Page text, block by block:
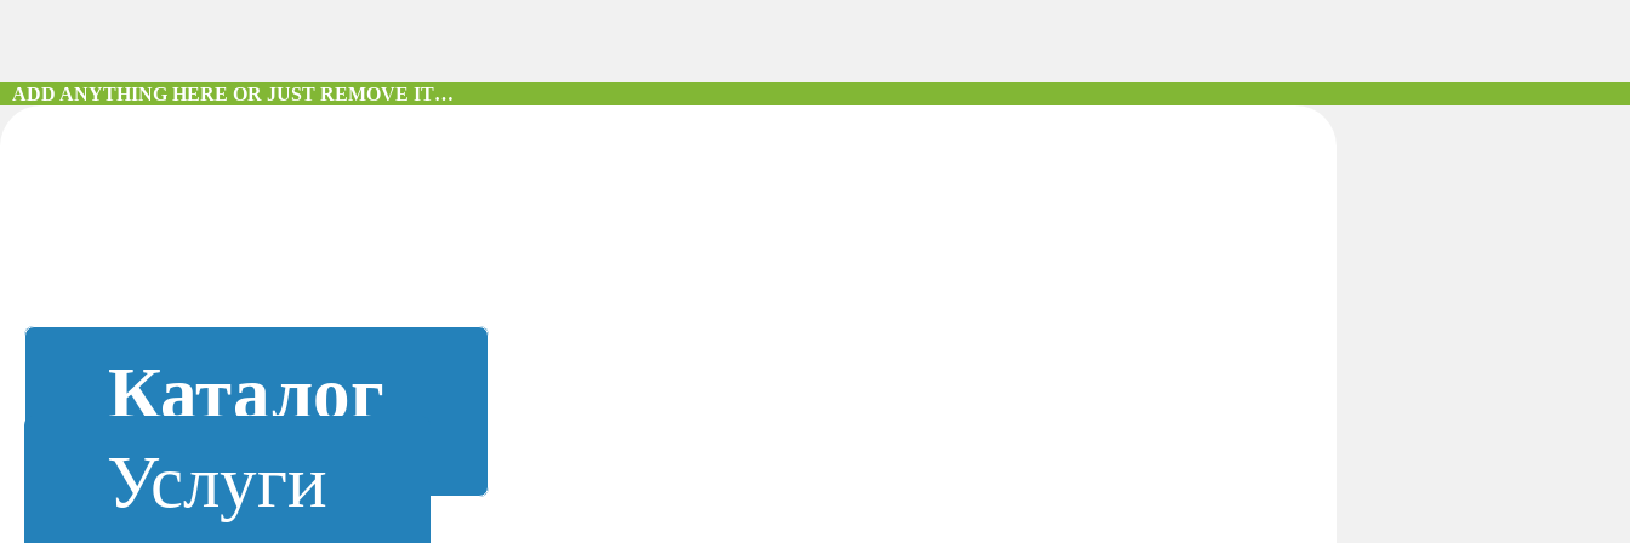
ADD ANYTHING HERE OR JUST REMOVE IT…
Каталог
Услуги